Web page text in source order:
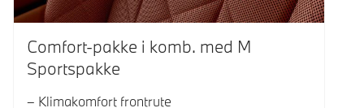
Comfort-pakke i komb. med M
Sportspakke
Klimakomfort frontrute